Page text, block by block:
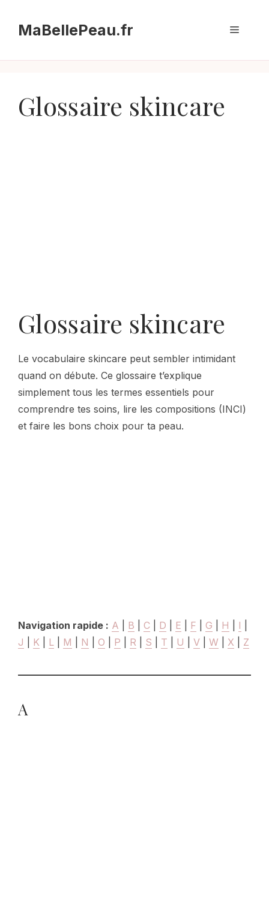
contenuMaBellePeau.fr Menu
Glossaire skincare
Glossaire skincare
Le vocabulaire skincare peut sembler intimidant
quand on débute. Ce glossaire t’explique
simplement tous les termes essentiels pour
comprendre tes soins, lire les compositions (INCI)
et faire les bons choix pour ta peau.
Navigation rapide : A B C D E F G H I
J
K L M N O P R S T U V W X Z
A